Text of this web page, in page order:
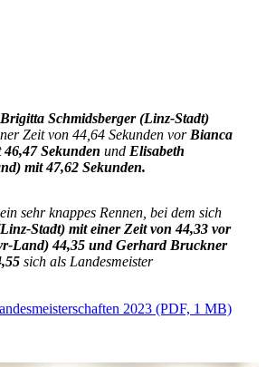
Brigitta Schmidsberger (Linz-Stadt)
Zeit von 44,64 Sekunden vor Bianca
Sekunden und Elisabeth
mit 47,62 Sekunden.
sehr knappes Rennen, bei dem sich
Stadt) mit einer Zeit von 44,33 vor
Land) 44,35 und Gerhard Bruckner
sich als Landesmeister
2023 (PDF, 1 MB)